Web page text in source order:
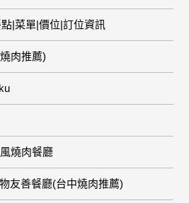
|菜單|價位|訂位資訊
肉推薦)
燒肉餐廳
友善餐廳(台中燒肉推薦)